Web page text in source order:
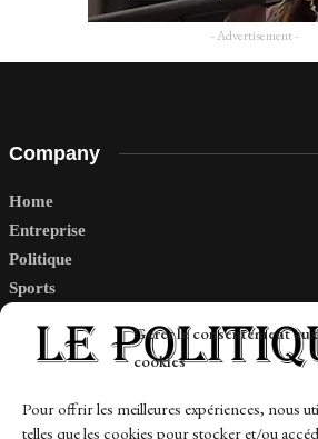
Gérer le consentement aux
cookies
Pour offrir les meilleures expériences, nous
telles que les cookies pour stocker et/ou
- Advertisement -
Company
Home
Entreprise
Politique
Sports